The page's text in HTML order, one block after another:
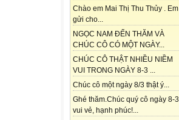
Chào em Mai Thị Thu Thủy . Em
gửi cho...
NGỌC NAM ĐẾN THĂM VÀ
CHÚC CÔ CÓ MỘT NGÀY...
CHÚC CÔ THẬT NHIỀU NIỀM
VUI TRONG NGÀY 8-3 ...
Chúc cô một ngày 8/3 thật ý...
Ghé thăm.Chúc quý cô ngày 8-3
vui vẻ, hạnh phúc!...